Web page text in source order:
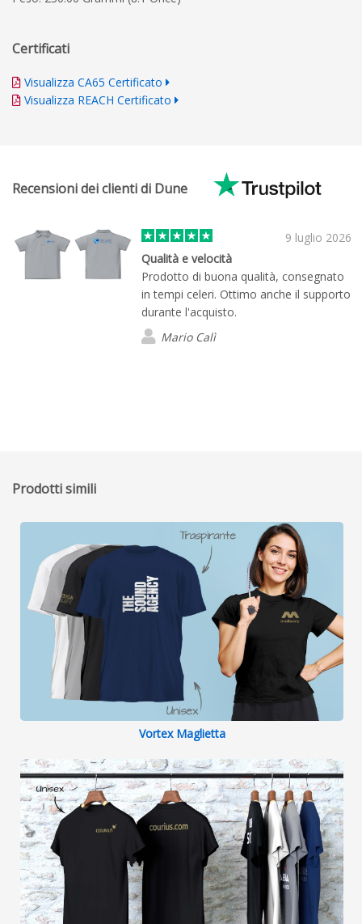
Certificati
Visualizza CA65 Certificato
Visualizza REACH Certificato
Recensioni dei clienti di Dune
9 luglio 2026
Qualità e velocità
Prodotto di buona qualità, consegnato
in tempi celeri. Ottimo anche il supporto
durante l'acquisto.
Mario Calì
Prodotti simili
Vortex Maglietta